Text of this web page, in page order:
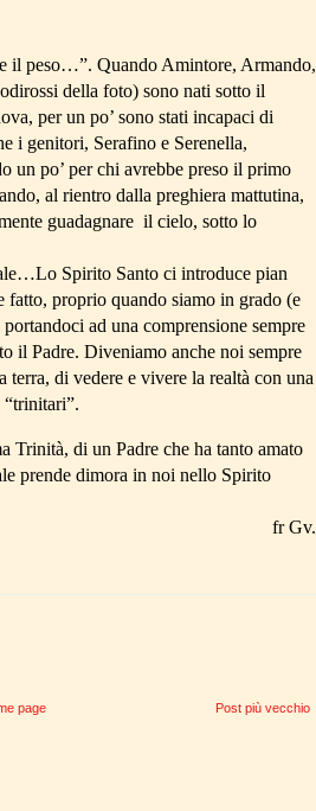
il peso…”. Quando Amintore, Armando,
della foto) sono nati sotto il
per un po’ sono stati incapaci di
i genitori, Serafino e Serenella,
un po’ per chi avrebbe preso il primo
al rientro dalla preghiera mattutina,
guadagnare il cielo, sotto lo
Spirito Santo ci introduce pian
fatto, proprio quando siamo in grado (e
ad una comprensione sempre
il Padre. Diveniamo anche noi sempre
di vedere e vivere la realtà con una
“trinitari”.
Trinità, di un Padre che ha tanto amato
prende dimora in noi nello Spirito
fr Gv.
Post più vecchio
page